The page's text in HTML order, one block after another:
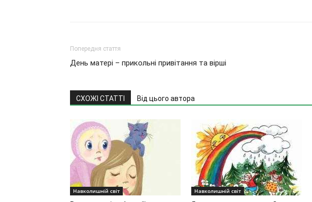
Попередня стаття
День матері – прикольні привітання та вірші
СХОЖІ СТАТТІ Від цього автора
Навколишній світ Навколишній світ